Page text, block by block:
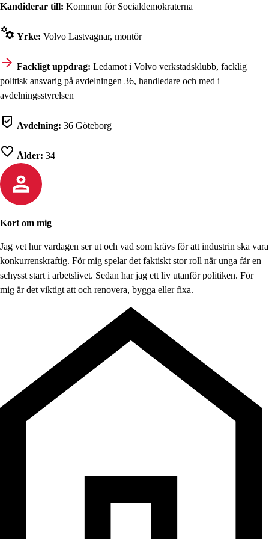
Kandiderar till: Kommun för Socialdemokraterna
Yrke: Volvo Lastvagnar, montör
Fackligt uppdrag: Ledamot i Volvo verkstadsklubb, facklig
politisk ansvarig på avdelningen 36, handledare och med i
avdelningsstyrelsen
Avdelning: 36 Göteborg
Ålder: 34
Kort om mig
Jag vet hur vardagen ser ut och vad som krävs för att industrin ska vara
konkurrenskraftig. För mig spelar det faktiskt stor roll när unga får en
schysst start i arbetslivet. Sedan har jag ett liv utanför politiken. För
mig är det viktigt att och renovera, bygga eller fixa.